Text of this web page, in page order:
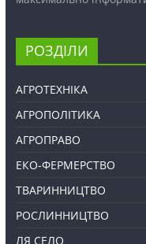
РОЗДІЛИ
АГРОТЕХНІКА
АГРОПОЛІТИКА
АГРОПРАВО
ЕКО-ФЕРМЕРСТВО
ТВАРИННИЦТВО
РОСЛИННИЦТВО
ЛЯ СЕЛО